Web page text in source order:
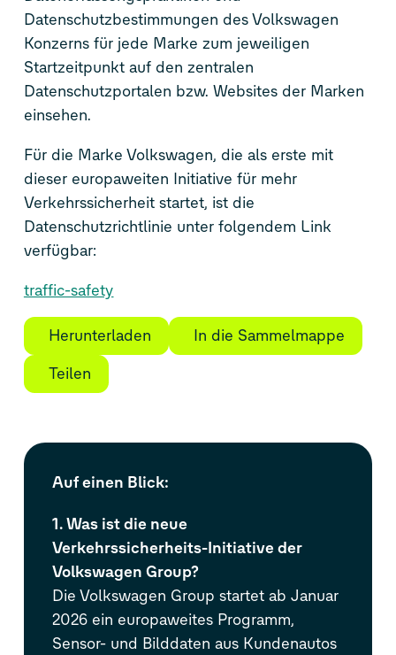
Datenschutzbestimmungen des Volkswagen
Konzerns für jede Marke zum jeweiligen
Startzeitpunkt auf den zentralen
Datenschutzportalen bzw. Websites der Marken
einsehen.
Für die Marke Volkswagen, die als erste mit
dieser europaweiten Initiative für mehr
Verkehrssicherheit startet, ist die
Datenschutzrichtlinie unter folgendem Link
verfügbar:
traffic-safety
Herunterladen
In die Sammelmappe
Teilen
Auf einen Blick:
1. Was ist die neue
Verkehrssicherheits-Initiative der
Volkswagen Group?
Die Volkswagen Group startet ab Januar
2026 ein europaweites Programm,
Sensor- und Bilddaten aus Kundenautos